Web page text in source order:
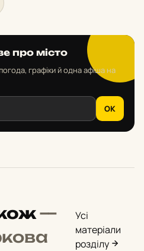
про місто
графіки й одна афіша на
OK
—
Усі
матеріали
розділу